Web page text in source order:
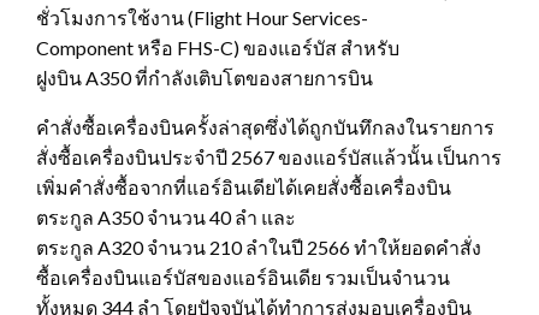
ชั่วโมงการใช้งาน (Flight Hour Services-
Component หรือ FHS-C) ของแอร์บัส สำหรับ
ฝูงบิน A350 ที่กำลังเติบโตของสายการบิน
คำสั่งซื้อเครื่องบินครั้งล่าสุดซึ่งได้ถูกบันทึกลงในรายการ
สั่งซื้อเครื่องบินประจำปี 2567 ของแอร์บัสแล้วนั้น เป็นการ
เพิ่มคำสั่งซื้อจากที่แอร์อินเดียได้เคยสั่งซื้อเครื่องบิน
ตระกูล A350 จำนวน 40 ลำ และ
ตระกูล A320 จำนวน 210 ลำในปี 2566 ทำให้ยอดคำสั่ง
ซื้อเครื่องบินแอร์บัสของแอร์อินเดีย รวมเป็นจำนวน
ทั้งหมด 344 ลำ โดยปัจจุบันได้ทำการส่งมอบเครื่องบิน